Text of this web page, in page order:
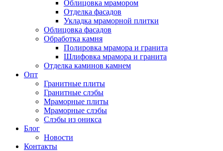
Облицовка мрамором
Отделка фасадов
Укладка мраморной плитки
Облицовка фасадов
Обработка камня
Полировка мрамора и гранита
Шлифовка мрамора и гранита
Отделка каминов камнем
Опт
Гранитные плиты
Гранитные слэбы
Мраморные плиты
Мраморные слэбы
Слэбы из оникса
Блог
Новости
Контакты